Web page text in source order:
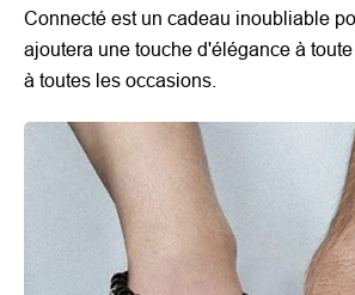
Connecté est un cadeau inoubliable
ajoutera une touche d'élégance à
à toutes les occasions.